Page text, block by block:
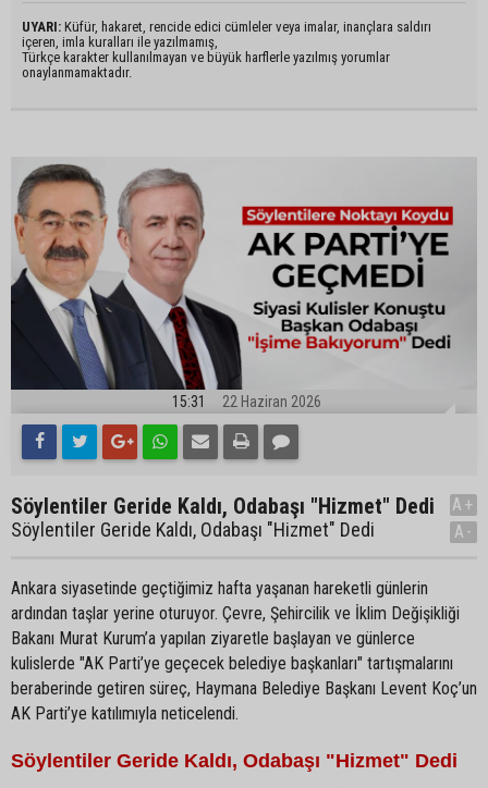
UYARI: Küfür, hakaret, rencide edici cümleler veya imalar, inançlara saldırı
içeren, imla kuralları ile yazılmamış,
Türkçe karakter kullanılmayan ve büyük harflerle yazılmış yorumlar
onaylanmamaktadır.
15:31 22 Haziran 2026
Söylentiler Geride Kaldı, Odabaşı "Hizmet" Dedi
Söylentiler Geride Kaldı, Odabaşı "Hizmet" Dedi
A+
A-
Ankara siyasetinde geçtiğimiz hafta yaşanan hareketli günlerin
ardından taşlar yerine oturuyor. Çevre, Şehircilik ve İklim Değişikliği
Bakanı Murat Kurum’a yapılan ziyaretle başlayan ve günlerce
kulislerde "AK Parti’ye geçecek belediye başkanları" tartışmalarını
beraberinde getiren süreç, Haymana Belediye Başkanı Levent Koç’un
AK Parti’ye katılımıyla neticelendi.
Söylentiler Geride Kaldı, Odabaşı "Hizmet" Dedi